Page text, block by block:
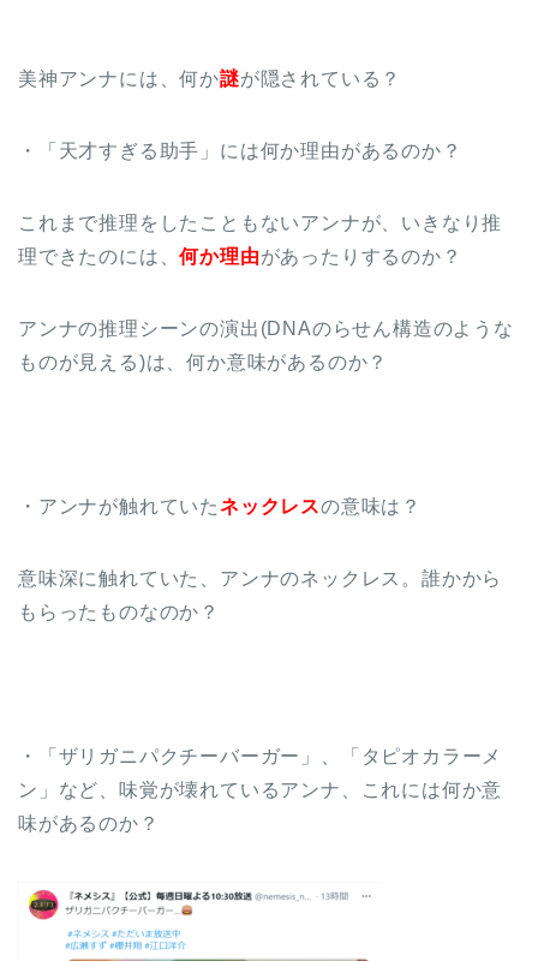
美神アンナには、何か謎が隠されている？
・「天才すぎる助手」には何か理由があるのか？
これまで推理をしたこともないアンナが、いきなり推
理できたのには、何か理由があったりするのか？
アンナの推理シーンの演出(DNAのらせん構造のような
ものが見える)は、何か意味があるのか？
・アンナが触れていたネックレスの意味は？
意味深に触れていた、アンナのネックレス。誰かから
もらったものなのか？
・「ザリガニパクチーバーガー」、「タピオカラーメ
ン」など、味覚が壊れているアンナ、これには何か意
味があるのか？